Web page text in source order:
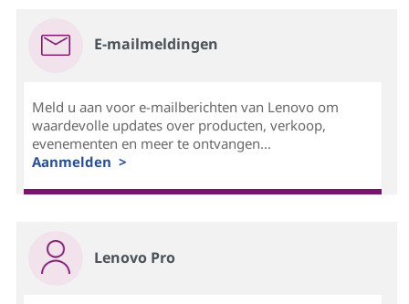
E-mailmeldingen
Meld u aan voor e-mailberichten van Lenovo om
waardevolle updates over producten, verkoop,
evenementen en meer te ontvangen...
Aanmelden >
Lenovo Pro